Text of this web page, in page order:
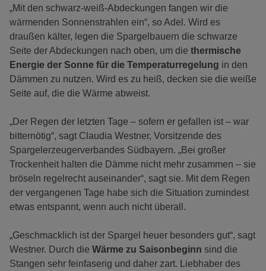
„Mit den schwarz-weiß-Abdeckungen fangen wir die
wärmenden Sonnenstrahlen ein“, so Adel. Wird es
draußen kälter, legen die Spargelbauern die schwarze
Seite der Abdeckungen nach oben, um die thermische
Energie der Sonne für die Temperaturregelung in den
Dämmen zu nutzen. Wird es zu heiß, decken sie die weiße
Seite auf, die die Wärme abweist.
„Der Regen der letzten Tage – sofern er gefallen ist – war
bitternötig“, sagt Claudia Westner, Vorsitzende des
Spargelerzeugerverbandes Südbayern. „Bei großer
Trockenheit halten die Dämme nicht mehr zusammen – sie
bröseln regelrecht auseinander“, sagt sie. Mit dem Regen
der vergangenen Tage habe sich die Situation zumindest
etwas entspannt, wenn auch nicht überall.
„Geschmacklich ist der Spargel heuer besonders gut“, sagt
Westner. Durch die Wärme zu Saisonbeginn sind die
Stangen sehr feinfaserig und daher zart. Liebhaber des